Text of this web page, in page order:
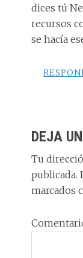
dices tú
recursos
se hacía
DEJA
Tu
publicada.
marcados